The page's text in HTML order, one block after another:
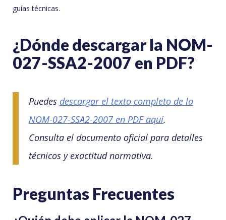
guías técnicas.
¿Dónde descargar la NOM-
027-SSA2-2007 en PDF?
Puedes descargar el texto completo de la
NOM-027-SSA2-2007 en PDF aquí.
Consulta el documento oficial para detalles
técnicos y exactitud normativa.
Preguntas Frecuentes